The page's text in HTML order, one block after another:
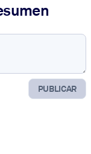
PUBLICAR